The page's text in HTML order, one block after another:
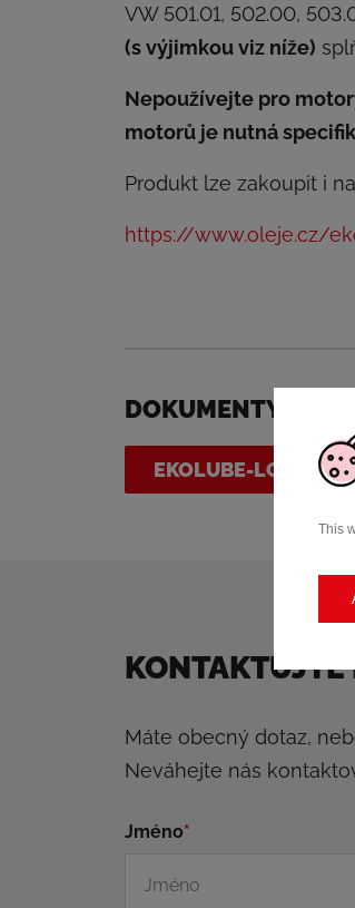
This
VW 501.01, 502.00,
(s výjimkou viz níže)
Nepoužívejte pro
motorů je nutná
Produkt lze zakoupit i
https://www.oleje.cz/
DOKUMENTY KE
EKOLUBE-LONG-
KONTAKTUJTE
Máte obecný dotaz,
Neváhejte nás
Jméno*